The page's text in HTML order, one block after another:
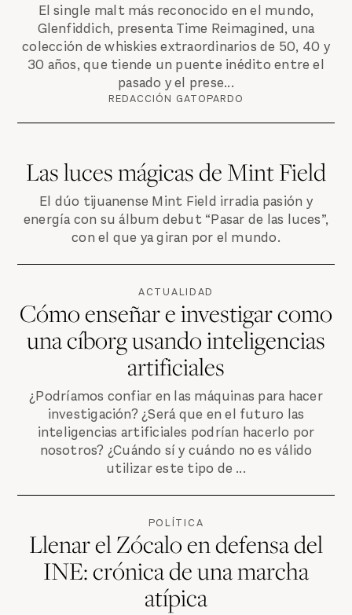
El single malt más reconocido en el mundo,
Glenfiddich, presenta Time Reimagined, una
colección de whiskies extraordinarios de 50, 40 y
30 años, que tiende un puente inédito entre el
pasado y el prese...
REDACCIÓN GATOPARDO
Las luces mágicas de Mint Field
El dúo tijuanense Mint Field irradia pasión y
energía con su álbum debut “Pasar de las luces”,
con el que ya giran por el mundo.
ACTUALIDAD
Cómo enseñar e investigar como
una cíborg usando inteligencias
artificiales
¿Podríamos confiar en las máquinas para hacer
investigación? ¿Será que en el futuro las
inteligencias artificiales podrían hacerlo por
nosotros? ¿Cuándo sí y cuándo no es válido
utilizar este tipo de ...
POLÍTICA
Llenar el Zócalo en defensa del
INE: crónica de una marcha
atípica